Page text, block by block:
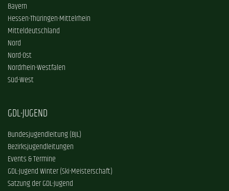
Bayern
Hessen-Thüringen-Mittelrhein
Mitteldeutschland
Nord
Nord-Ost
Nordrhein-Westfalen
Süd-West
GDL-JUGEND
Bundesjugendleitung (BJL)
Bezirksjugendleitungen
Events & Termine
GDL-Jugend Winter (Ski-Meisterschaft)
Satzung der GDL-Jugend